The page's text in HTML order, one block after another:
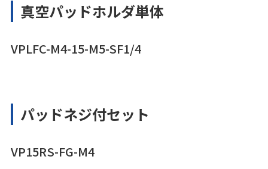
真空パッドホルダ単体
VPLFC-M4-15-M5-SF1/4
パッドネジ付セット
VP15RS-FG-M4